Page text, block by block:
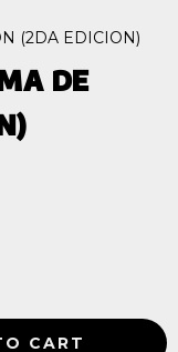
(2DA EDICION)
DE